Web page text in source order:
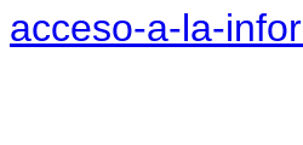
acceso-a-la-